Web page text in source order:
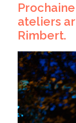
ateliers
Rimbert.